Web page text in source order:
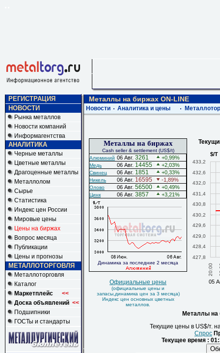
РЕГИСТРАЦИЯ
НОВОСТИ
Рынка металлов
Новости компаний
Информагентства
АНАЛИТИКА
Черные металлы
Цветные металлы
Драгоценные металлы
Металлолом
Сырье
Статистика
Индекс цен России
Мировые цены
Цены на биржах
Вопрос месяца
Публикации
Цены и прогнозы
МЕТАЛЛОТОРГОВЛЯ
Металлоторговля
Каталог
Маркетплейс
<<
Доска объявлений <<
Подшипники
ГОСТы и стандарты
Металлы на биржах ON-LINE
Новости Аналитика и цены
Металлы на биржах
Cash seller & settlement (US$/t)
Алюминий 06 Авг. 3261 +0,99%
Медь 06 Авг. 14455 +2,03%
Свинец 06 Авг. 1851 +0,33%
Никель 06 Авг. 16595 -1,89%
Олово 06 Авг. 56500 +0,49%
Цинк 06 Авг. 3857 +3,21%
Динамика за последние 2 месяца
Официальные цены
(официальные цены и
запасы,динамика цен за 3 месяца)
Индекс цен основных цветных
металлов.
Текущий
$/T
20:00
427,8
428,4
429,0
429,6
430,2
430,8
431,4
432,0
432,6
433,2
05
Металлы на
Текущие цены в US$/т.
Спрос
Текущее время :